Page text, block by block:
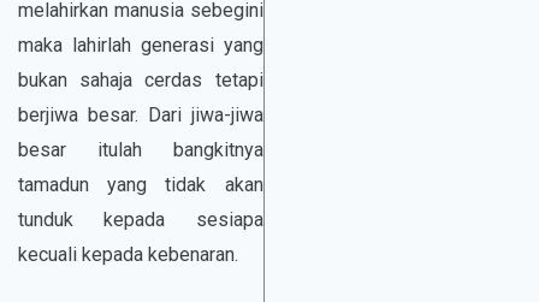
melahirkan manusia sebegini
maka lahirlah generasi yang
bukan sahaja cerdas tetapi
berjiwa besar. Dari jiwa-jiwa
besar itulah bangkitnya
tamadun yang tidak akan
tunduk kepada sesiapa
kecuali kepada kebenaran.